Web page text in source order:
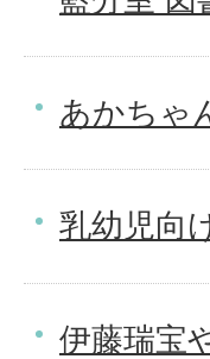
あかちゃ
乳幼児向
伊藤瑞宝